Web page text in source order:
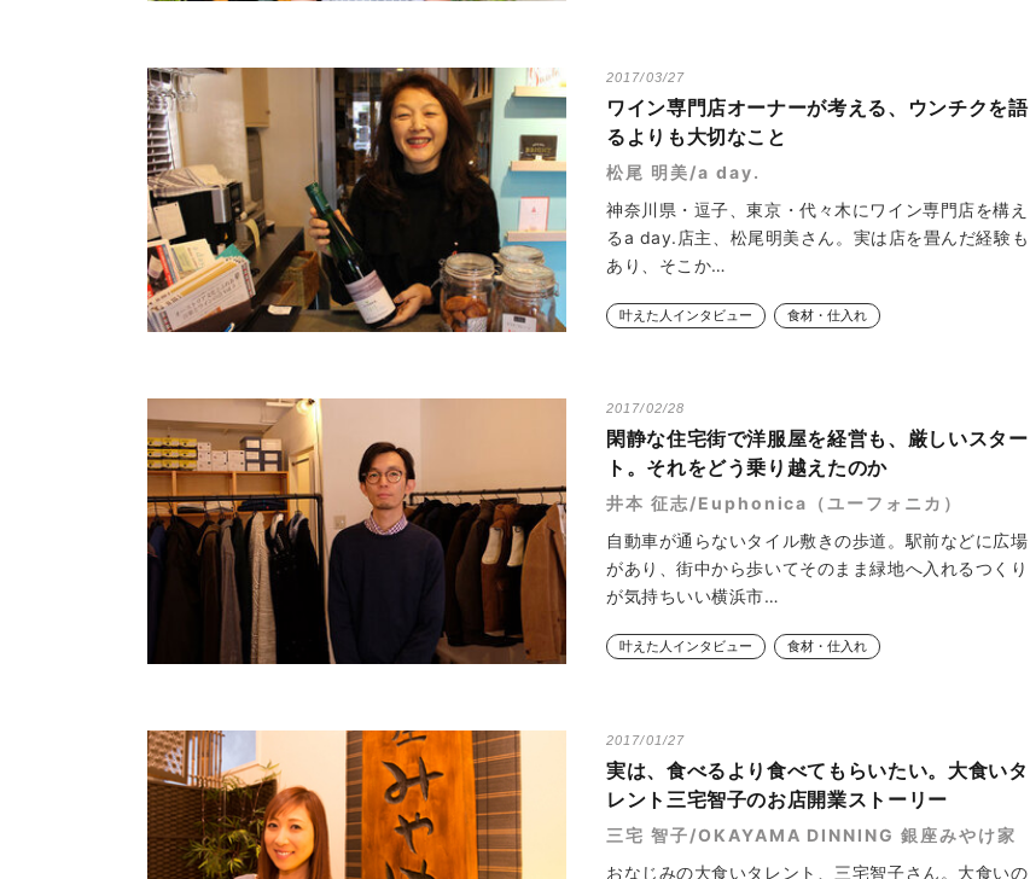
2017/03/27
ワイン専門店オーナーが考える、ウンチクを語
るよりも大切なこと
松尾 明美/a day.
神奈川県・逗子、東京・代々木にワイン専門店を構え
るa day.店主、松尾明美さん。実は店を畳んだ経験も
あり、そこか…
叶えた人インタビュー 食材・仕入れ
2017/02/28
閑静な住宅街で洋服屋を経営も、厳しいスター
ト。それをどう乗り越えたのか
井本 征志/Euphonica（ユーフォニカ）
自動車が通らないタイル敷きの歩道。駅前などに広場
があり、街中から歩いてそのまま緑地へ入れるつくり
が気持ちいい横浜市…
叶えた人インタビュー 食材・仕入れ
2017/01/27
実は、食べるより食べてもらいたい。大食いタ
レント三宅智子のお店開業ストーリー
三宅 智子/OKAYAMA DINNING 銀座みやけ家
おなじみの大食いタレント、三宅智子さん。大食いの